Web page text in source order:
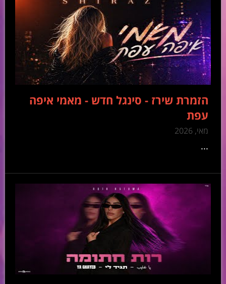
הזמרת שירז - סינגל חדש - מאמי איפה
עפת
מאי, 2026
...